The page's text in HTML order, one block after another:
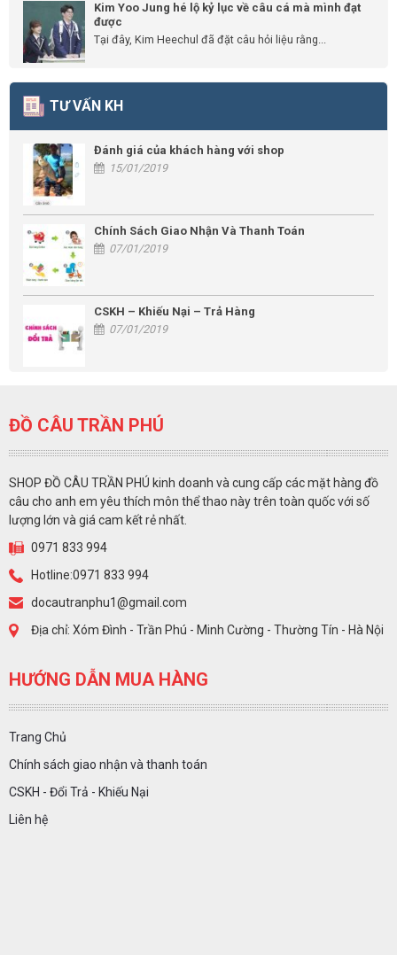
Kim Yoo Jung hé lộ kỷ lục về câu cá mà mình đạt
được
Tại đây, Kim Heechul đã đặt câu hỏi liệu rằng...
TƯ VẤN KH
Đánh giá của khách hàng với shop
15/01/2019
Chính Sách Giao Nhận Và Thanh Toán
07/01/2019
CSKH – Khiếu Nại – Trả Hàng
07/01/2019
ĐỒ CÂU TRẦN PHÚ
SHOP ĐỒ CÂU TRẦN PHÚ kinh doanh và cung cấp các mặt hàng đồ
câu cho anh em yêu thích môn thể thao này trên toàn quốc với số
lượng lớn và giá cam kết rẻ nhất.
0971 833 994
Hotline:0971 833 994
docautranphu1@gmail.com
Địa chỉ: Xóm Đình - Trần Phú - Minh Cường - Thường Tín - Hà Nội
HƯỚNG DẪN MUA HÀNG
Trang Chủ
Chính sách giao nhận và thanh toán
CSKH - Đổi Trả - Khiếu Nại
Liên hệ